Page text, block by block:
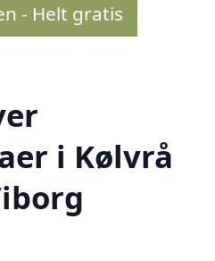
- Helt gratis
i Kølvrå